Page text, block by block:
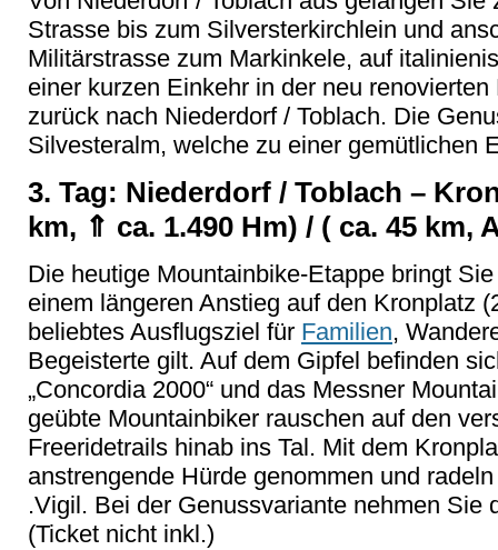
Strasse bis zum Silversterkirchlein und
Militärstrasse zum Markinkele, auf
einer kurzen Einkehr in der neu
zurück nach Niederdorf / Toblach. Die
Silvesteralm, welche zu einer gemütlichen
3. Tag: Niederdorf / Toblach –
km, ⇑ ca. 1.490 Hm) / ( ca. 45 km,
Die heutige Mountainbike-Etappe bringt
einem längeren Anstieg auf den Kronplatz
beliebtes Ausflugsziel für Familien,
Begeisterte gilt. Auf dem Gipfel befinden
„Concordia 2000“ und das Messner
geübte Mountainbiker rauschen auf den
Freeridetrails hinab ins Tal. Mit dem
anstrengende Hürde genommen und
.Vigil. Bei der Genussvariante nehmen Sie
(Ticket nicht inkl.)